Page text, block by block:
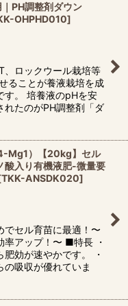
PH調整剤ダウン
OHPHD010]
、ロックウール栽培等
ることが養液栽培を成
す。 培養液のpHを安
れたのがPH調整剤「ダ
Mg1）【20kg】セル
酸入り有機液肥-微量要
TKK-ANSDK020]
でセル育苗に最適！〜
率アップ！〜 ■特長 ・
効が速やかです。 ・
吸収が優れていま